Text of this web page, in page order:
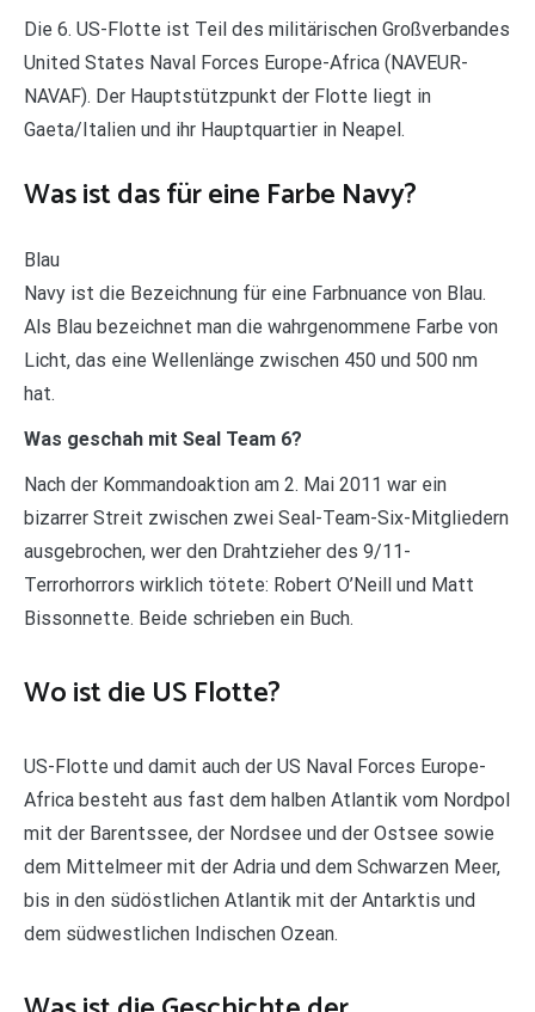
Die 6. US-Flotte ist Teil des militärischen Großverbandes
United States Naval Forces Europe-Africa (NAVEUR-
NAVAF). Der Hauptstützpunkt der Flotte liegt in
Gaeta/Italien und ihr Hauptquartier in Neapel.
Was ist das für eine Farbe Navy?
Blau
Navy ist die Bezeichnung für eine Farbnuance von Blau.
Als Blau bezeichnet man die wahrgenommene Farbe von
Licht, das eine Wellenlänge zwischen 450 und 500 nm
hat.
Was geschah mit Seal Team 6?
Nach der Kommandoaktion am 2. Mai 2011 war ein
bizarrer Streit zwischen zwei Seal-Team-Six-Mitgliedern
ausgebrochen, wer den Drahtzieher des 9/11-
Terrorhorrors wirklich tötete: Robert O’Neill und Matt
Bissonnette. Beide schrieben ein Buch.
Wo ist die US Flotte?
US-Flotte und damit auch der US Naval Forces Europe-
Africa besteht aus fast dem halben Atlantik vom Nordpol
mit der Barentssee, der Nordsee und der Ostsee sowie
dem Mittelmeer mit der Adria und dem Schwarzen Meer,
bis in den südöstlichen Atlantik mit der Antarktis und
dem südwestlichen Indischen Ozean.